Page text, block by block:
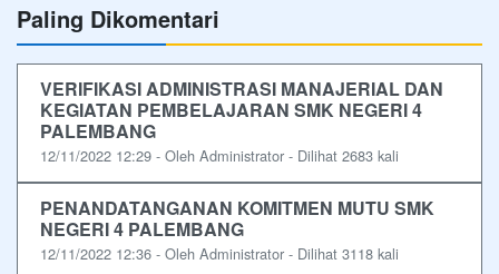
Paling Dikomentari
VERIFIKASI ADMINISTRASI MANAJERIAL DAN
KEGIATAN PEMBELAJARAN SMK NEGERI 4
PALEMBANG
12/11/2022 12:29 - Oleh Administrator - Dilihat 2683 kali
PENANDATANGANAN KOMITMEN MUTU SMK
NEGERI 4 PALEMBANG
12/11/2022 12:36 - Oleh Administrator - Dilihat 3118 kali